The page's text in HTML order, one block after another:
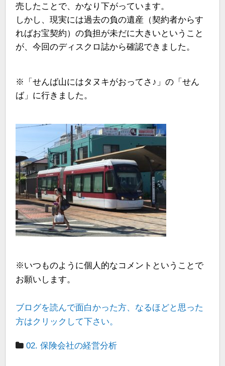
売したことで、かなり下がっています。
しかし、現実には過去の負の遺産（契約者からす
ればお宝契約）の負担が未だに大きいということ
が、今回のディスクロ誌から確認できました。
※「せんば山にはタヌキがおってさ♪」の「せん
ば」に行きました。
※いつものように個人的なコメントということで
お願いします。
ブログを読んで面白かった方、なるほどと思った
方はクリックして下さい。
02. 保険会社の経営分析